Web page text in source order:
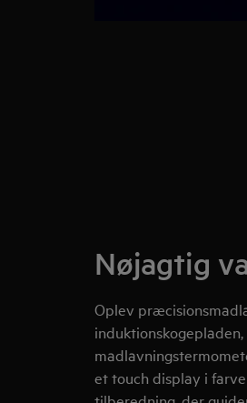
Nøjagtig
Oplev
et touch display i